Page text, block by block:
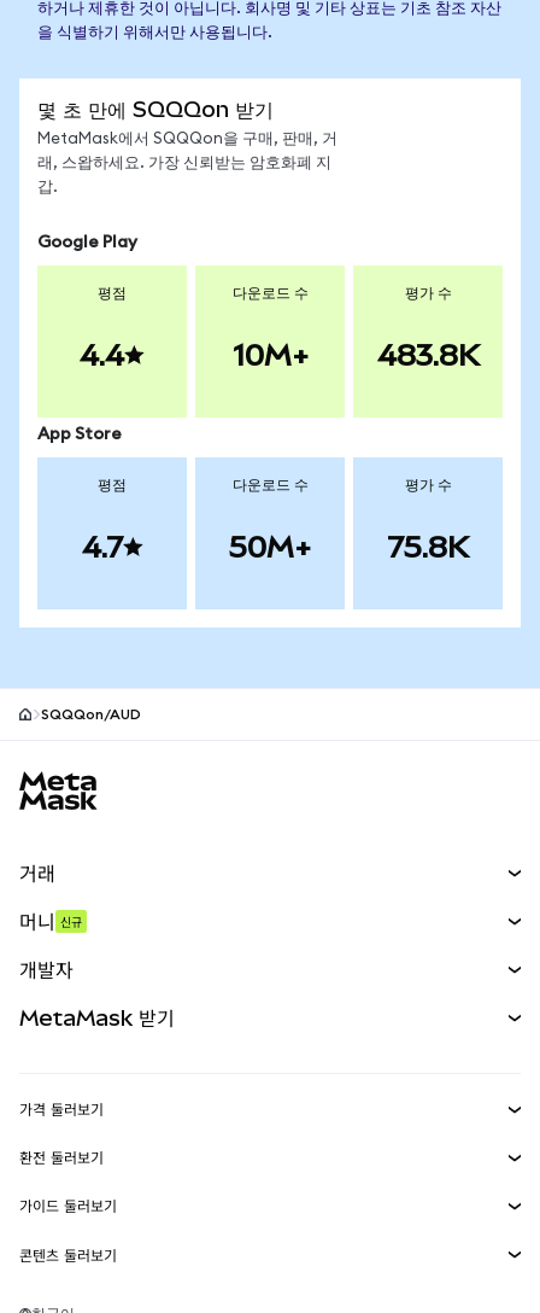
하거나 제휴한 것이 아닙니다. 회사명 및 기타 상표는 기초 참조 자산
을 식별하기 위해서만 사용됩니다.
몇 초 만에 SQQQon 받기
MetaMask에서 SQQQon을 구매, 판매, 거
래, 스왑하세요. 가장 신뢰받는 암호화폐 지
갑.
Google Play
평점
4.4
다운로드 수
10M+
평가 수
483.8K
App Store
평점
4.7
다운로드 수
50M+
평가 수
75.8K
SQQQon/AUD
거래
무기한 선물
실물자산
머니 신규
개발자
MetaMask Connect
Snaps
웹3 서비스
MetaMask 받기
보안
고객 지원
채용
가격 둘러보기
이더리움 가격
솔라나 가격
환전 둘러보기
ETH를 USD로 환전
USDT를 INR로 환전
가이드 둘러보기
ETH 매수
콘텐츠 둘러보기